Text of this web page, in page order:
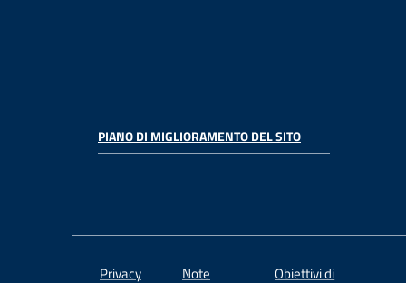
PIANO DI MIGLIORAMENTO DEL SITO
Privacy Note Obiettivi di